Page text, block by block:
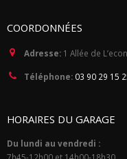
COORDONNÉES
Adresse: 1 Allée de
Téléphone: 03 90 29 15
HORAIRES DU GARAGE
Du lundi au vendredi :
7h45-12h00 et 14h00-18h30